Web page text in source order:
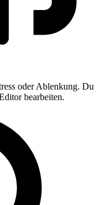
oder Ablenkung. Du
bearbeiten.